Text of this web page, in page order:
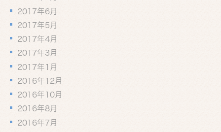
2017年6月
2017年5月
2017年4月
2017年3月
2017年1月
2016年12月
2016年10月
2016年8月
2016年7月